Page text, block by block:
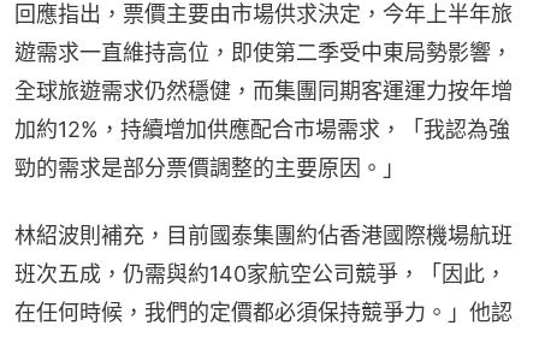
回應指出，票價主要由市場供求決定，今年上半年旅
遊需求一直維持高位，即使第二季受中東局勢影響，
全球旅遊需求仍然穩健，而集團同期客運運力按年增
加約12%，持續增加供應配合市場需求，「我認為強
勁的需求是部分票價調整的主要原因。」
林紹波則補充，目前國泰集團約佔香港國際機場航班
班次五成，仍需與約140家航空公司競爭，「因此，
在任何時候，我們的定價都必須保持競爭力。」他認